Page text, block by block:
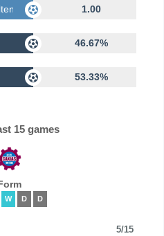
1.00
46.67%
53.33%
15 games
W D D
5/15